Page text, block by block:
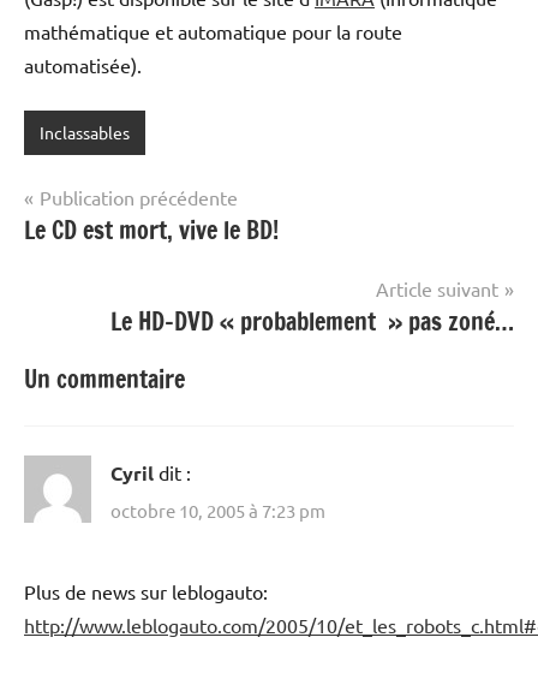
mathématique et automatique pour la route
automatisée).
Inclassables
Navigation
de
Publication précédente
Le CD est mort, vive le BD!
Article suivant
Le HD-DVD « probablement » pas zoné…
Un commentaire
Cyril dit :
octobre 10, 2005 à 7:23 pm
Plus de news sur leblogauto:
http://www.leblogauto.com/2005/10/